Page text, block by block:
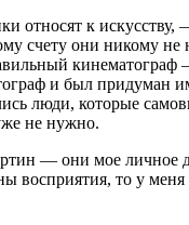
относят к искусству,
счету они никому
кинематограф
и был придуман
люди, которые
не нужно.
— они мое личное
восприятия, то у